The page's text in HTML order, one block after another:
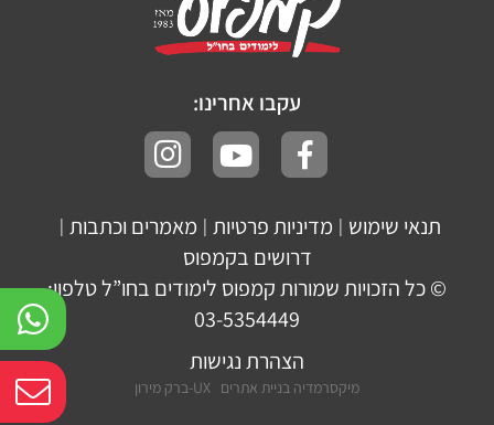
עקבו אחרינו:
מיקסרמדיה בניית אתרים UX-ברק מירון
© כל הזכויות שמורות קמפוס לימודים בחו”ל טלפון:
03-5354449
הצהרת נגישות
תנאי שימוש | מדיניות פרטיות | מאמרים וכתבות |
דרושים בקמפוס